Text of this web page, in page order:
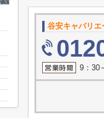
谷安キャバリエ
9：30